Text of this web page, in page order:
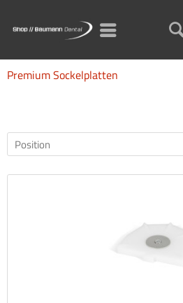
Premium Sockelplatten